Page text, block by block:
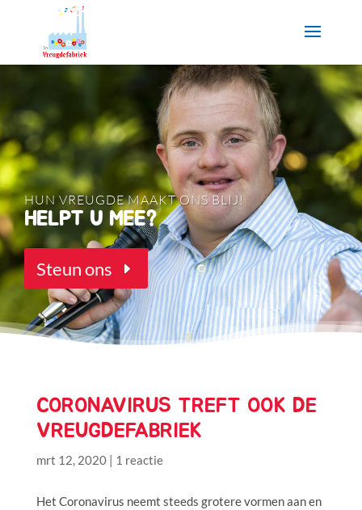
HUN VREUGDE MAAKT ONS BLIJ!
HELPT U MEE?
Steun ons
CORONAVIRUS TREFT OOK DE
VREUGDEFABRIEK
mrt 12, 2020| 1 reactie
Het Coronavirus neemt steeds grotere vormen aan en